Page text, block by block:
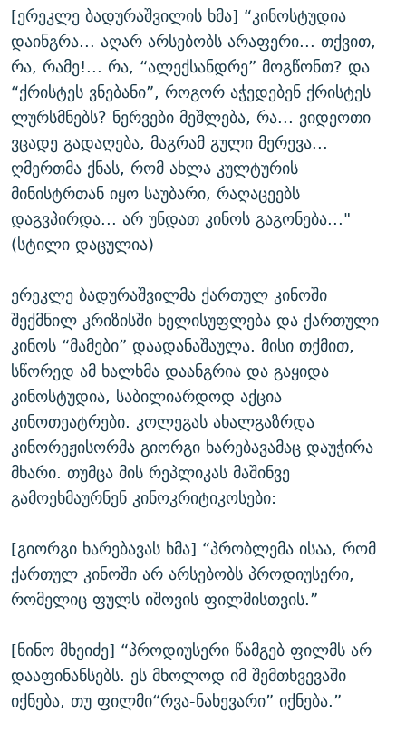
[ერეკლე ბადურაშვილის ხმა] “კინოსტუდია
დაინგრა... აღარ არსებობს არაფერი... თქვით,
რა, რამე!... რა, “ალექსანდრე” მოგწონთ? და
“ქრისტეს ვნებანი”, როგორ აჭედებენ ქრისტეს
ლურსმნებს? ნერვები მეშლება, რა... ვიდეოთი
ვცადე გადაღება, მაგრამ გული მერევა...
ღმერთმა ქნას, რომ ახლა კულტურის
მინისტრთან იყო საუბარი, რაღაცეებს
დაგვპირდა... არ უნდათ კინოს გაგონება..."
(სტილი დაცულია)
ერეკლე ბადურაშვილმა ქართულ კინოში
შექმნილ კრიზისში ხელისუფლება და ქართული
კინოს “მამები” დაადანაშაულა. მისი თქმით,
სწორედ ამ ხალხმა დაანგრია და გაყიდა
კინოსტუდია, საბილიარდოდ აქცია
კინოთეატრები. კოლეგას ახალგაზრდა
კინორეჟისორმა გიორგი ხარებავამაც დაუჭირა
მხარი. თუმცა მის რეპლიკას მაშინვე
გამოეხმაურნენ კინოკრიტიკოსები:
[გიორგი ხარებავას ხმა] “პრობლემა ისაა, რომ
ქართულ კინოში არ არსებობს პროდიუსერი,
რომელიც ფულს იშოვის ფილმისთვის.”
[ნინო მხეიძე] “პროდიუსერი წამგებ ფილმს არ
დააფინანსებს. ეს მხოლოდ იმ შემთხვევაში
იქნება, თუ ფილმი“რვა-ნახევარი” იქნება.”